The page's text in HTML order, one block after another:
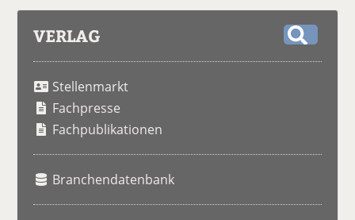
VERLAG
Stellenmarkt
Fachpresse
Fachpublikationen
Branchendatenbank